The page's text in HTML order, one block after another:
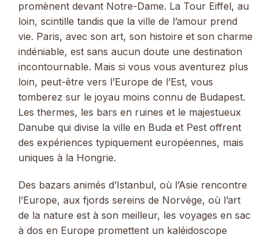
promènent devant Notre-Dame. La Tour Eiffel, au
loin, scintille tandis que la ville de l’amour prend
vie. Paris, avec son art, son histoire et son charme
indéniable, est sans aucun doute une destination
incontournable. Mais si vous vous aventurez plus
loin, peut-être vers l’Europe de l’Est, vous
tomberez sur le joyau moins connu de Budapest.
Les thermes, les bars en ruines et le majestueux
Danube qui divise la ville en Buda et Pest offrent
des expériences typiquement européennes, mais
uniques à la Hongrie.
Des bazars animés d’Istanbul, où l’Asie rencontre
l’Europe, aux fjords sereins de Norvège, où l’art
de la nature est à son meilleur, les voyages en sac
à dos en Europe promettent un kaléidoscope